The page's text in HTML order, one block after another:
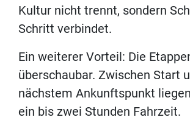
Kultur nicht trennt, sondern
Schritt verbindet.
Ein weiterer Vorteil: Die
überschaubar. Zwischen Start
nächstem Ankunftspunkt
ein bis zwei Stunden Fahrzeit.